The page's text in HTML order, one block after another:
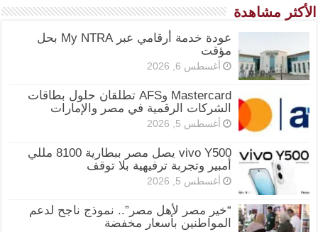
الأكثر مشاهدة
عودة خدمة أرقامي عبر My NTRA بحل
مؤقت
أغسطس 6, 2026
Mastercard وAFS تطلقان حلول بطاقات
الشركات الرقمية في مصر والإمارات
أغسطس 5, 2026
vivo Y500 يصل مصر ببطارية 8100 مللي
أمبير وتجربة ترفيهية بلا توقف
أغسطس 5, 2026
“خير مصر لأهل مصر”.. نموذج ناجح لدعم
المواطنين بأسعار مخفضة